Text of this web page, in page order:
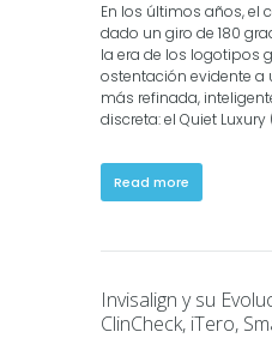
En los últimos años, el
dado un giro de 180
la era de los logotipos
ostentación evidente
más refinada,
discreta: el Quiet Luxury
Read more
Invisalign y su
ClinCheck, iTero,